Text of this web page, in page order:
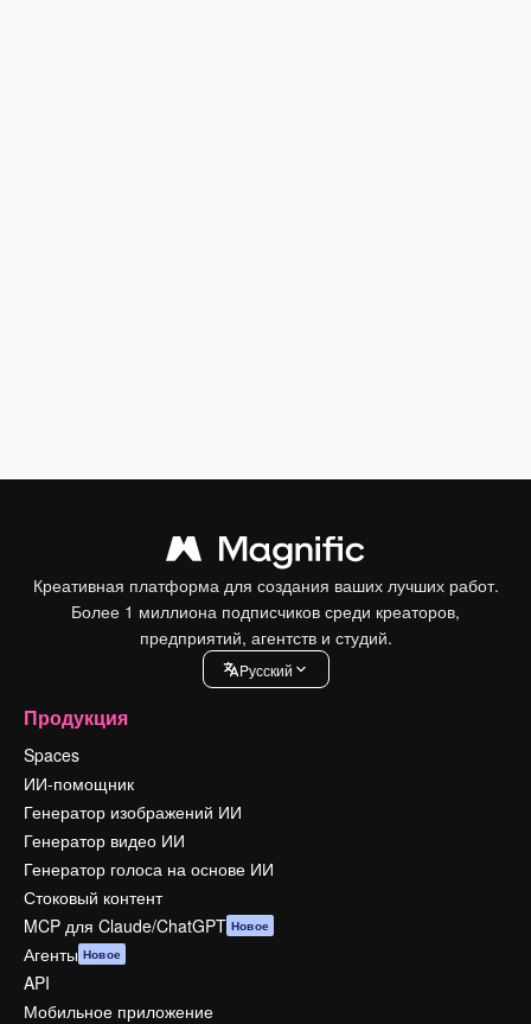
Креативная платформа для создания ваших лучших работ.
Более 1 миллиона подписчиков среди креаторов,
предприятий, агентств и студий.
Pусский
Продукция
Spaces
ИИ-помощник
Генератор изображений ИИ
Генератор видео ИИ
Генератор голоса на основе ИИ
Стоковый контент
MCP для Claude/ChatGPT Новое
Агенты Новое
API
Мобильное приложение